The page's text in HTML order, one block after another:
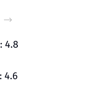
4.8
4.6